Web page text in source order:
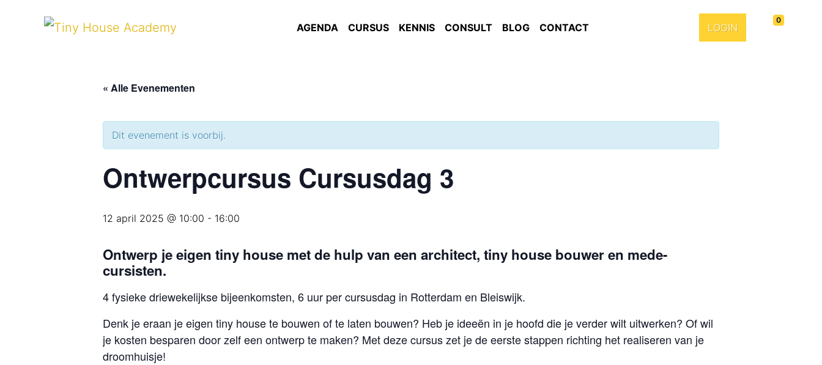
AGENDA CURSUS KENNIS CONSULT BLOG CONTACT LOGIN
0
« Alle Evenementen
Dit evenement is voorbij.
Ontwerpcursus Cursusdag 3
12 april 2025 @ 10:00 - 16:00
Ontwerp je eigen tiny house met de hulp van een architect, tiny house bouwer en mede-
cursisten.
4 fysieke driewekelijkse bijeenkomsten, 6 uur per cursusdag in Rotterdam en Bleiswijk.
Denk je eraan je eigen tiny house te bouwen of te laten bouwen? Heb je ideeën in je hoofd die je verder wilt uitwerken? Of wil
je kosten besparen door zelf een ontwerp te maken? Met deze cursus zet je de eerste stappen richting het realiseren van je
droomhuisje!